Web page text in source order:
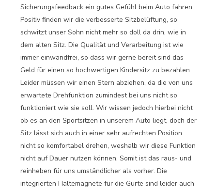
Sicherungsfeedback ein gutes Gefühl beim Auto fahren.
Positiv finden wir die verbesserte Sitzbelüftung, so
schwitzt unser Sohn nicht mehr so doll da drin, wie in
dem alten Sitz. Die Qualität und Verarbeitung ist wie
immer einwandfrei, so dass wir gerne bereit sind das
Geld für einen so hochwertigen Kindersitz zu bezahlen.
Leider müssen wir einen Stern abziehen, da die von uns
erwartete Drehfunktion zumindest bei uns nicht so
funktioniert wie sie soll. Wir wissen jedoch hierbei nicht
ob es an den Sportsitzen in unserem Auto liegt, doch der
Sitz lässt sich auch in einer sehr aufrechten Position
nicht so komfortabel drehen, weshalb wir diese Funktion
nicht auf Dauer nutzen können. Somit ist das raus- und
reinheben für uns umständlicher als vorher. Die
integrierten Haltemagnete für die Gurte sind leider auch